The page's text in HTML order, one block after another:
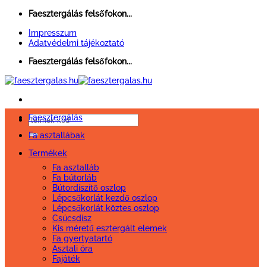
Skip
content
Faesztergálás felsőfokon...
Impresszum
Adatvédelmi tájékoztató
Faesztergálás felsőfokon...
Keresés
a
következőre:
Faesztergálás
Fa asztallábak
Termékek
Fa asztalláb
Fa bútorláb
Bútordíszítő oszlop
Lépcsőkorlát kezdő oszlop
Lépcsőkorlát köztes oszlop
Csúcsdísz
Kis méretű esztergált elemek
Fa gyertyatartó
Asztali óra
Fajáték